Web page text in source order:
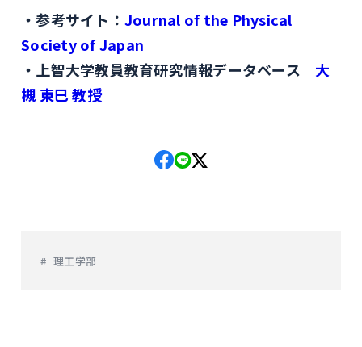
参考サイト： Journal of the Physical
Society of Japan
上智大学教員教育研究情報データベース 大
槻 東巳 教授
理工学部